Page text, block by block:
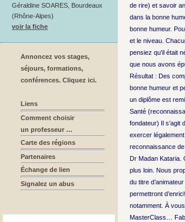
Géraldine SOARES, Bourdeaux
(Rhône-Alpes)
voir la fiche
Annoncez vos stages,
séjours, formations,
conférences. Cliquez ici.
Liens
Comment choisir
un professeur …
Carte des régions
Partenaires
Échange de lien
Signalez un abus
de rire) et savoir
dans la bonne
bonne humeur.
et le niveau.
pensiez qu'il était
que nous avons
Résultat : Des
bonne humeur et
un diplôme est
Santé
fondateur) Il s’agit
exercer
reconnaissance
Dr Madan Kataria.
plus loin. Nous
du titre
permettront
notamment. À
MasterClass…